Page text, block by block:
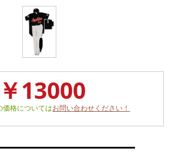
￥13000
価格についてはお問い合わせください！